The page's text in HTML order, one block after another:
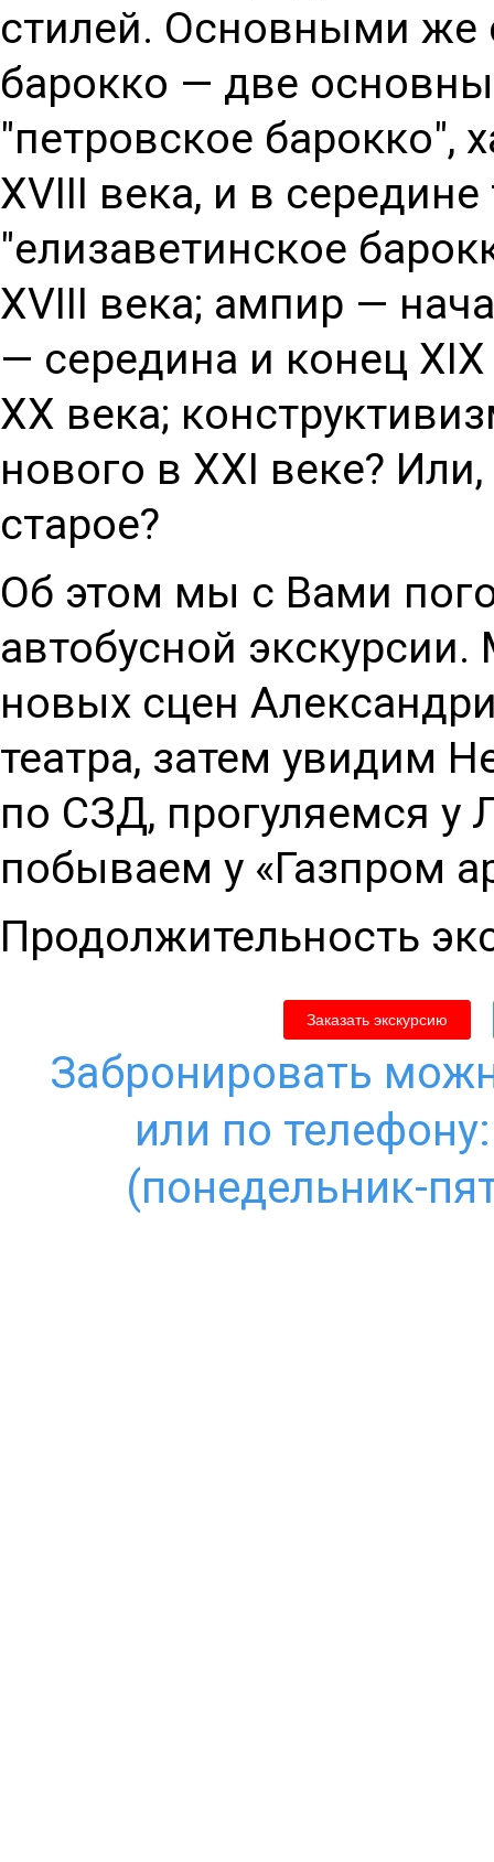
стилей. Основными же
барокко — две
"петровское барокко",
XVIII века, и в
"елизаветинское
XVIII века; ампир —
— середина и конец
XX века;
нового в ХХI веке?
старое?
Об этом мы с Вами
автобусной
новых сцен
театра, затем увидим
по СЗД, прогуляемся у
побываем у «Газпром
Продолжительность
Заказать экскурсию
Забронировать
или по
(понедельник-